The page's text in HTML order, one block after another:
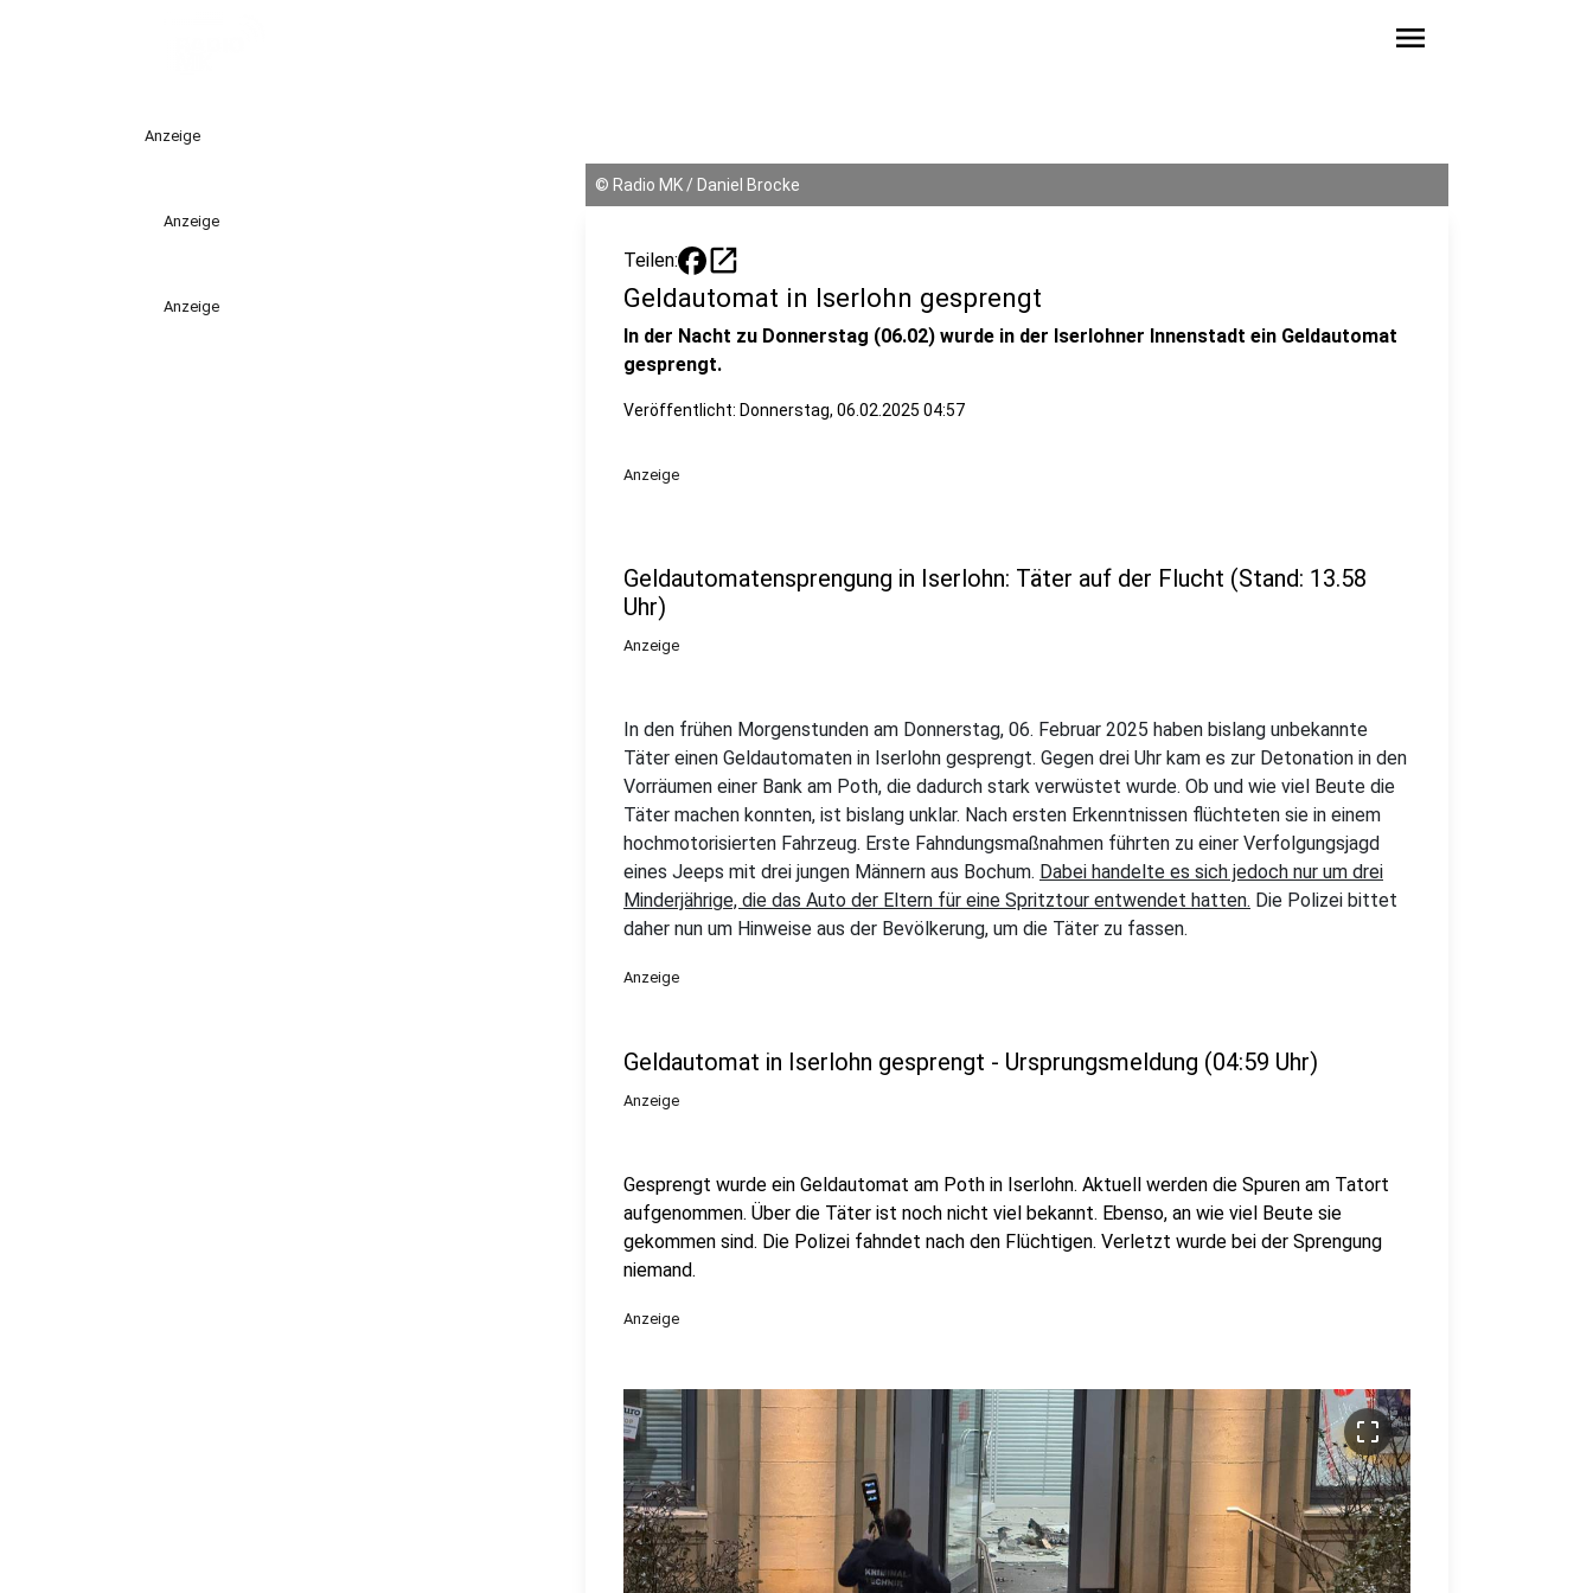
menu
Anzeige
Anzeige
Anzeige
© Radio MK / Daniel Brocke
Teilen: open_in_new
Geldautomat in Iserlohn gesprengt
In der Nacht zu Donnerstag (06.02) wurde in der Iserlohner Innenstadt ein Geldautomat
gesprengt.
Veröffentlicht: Donnerstag, 06.02.2025 04:57
Anzeige
Geldautomatensprengung in Iserlohn: Täter auf der Flucht (Stand: 13.58
Uhr)
Anzeige
In den frühen Morgenstunden am Donnerstag, 06. Februar 2025 haben bislang unbekannte
Täter einen Geldautomaten in Iserlohn gesprengt. Gegen drei Uhr kam es zur Detonation in den
Vorräumen einer Bank am Poth, die dadurch stark verwüstet wurde. Ob und wie viel Beute die
Täter machen konnten, ist bislang unklar. Nach ersten Erkenntnissen flüchteten sie in einem
hochmotorisierten Fahrzeug. Erste Fahndungsmaßnahmen führten zu einer Verfolgungsjagd
eines Jeeps mit drei jungen Männern aus Bochum. Dabei handelte es sich jedoch nur um drei
Minderjährige, die das Auto der Eltern für eine Spritztour entwendet hatten. Die Polizei bittet
daher nun um Hinweise aus der Bevölkerung, um die Täter zu fassen.
Anzeige
Geldautomat in Iserlohn gesprengt - Ursprungsmeldung (04:59 Uhr)
Anzeige
Gesprengt wurde ein Geldautomat am Poth in Iserlohn. Aktuell werden die Spuren am Tatort
aufgenommen. Über die Täter ist noch nicht viel bekannt. Ebenso, an wie viel Beute sie
gekommen sind. Die Polizei fahndet nach den Flüchtigen. Verletzt wurde bei der Sprengung
niemand.
Anzeige
crop_free